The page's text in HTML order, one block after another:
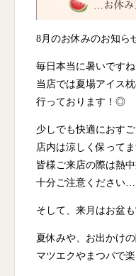
8月のお休みのお知ら
毎日本当に暑いですね
当店では夏場アイス
行っております！◎
少しでも快適におす
店内は涼しく保って
皆様ご来店の際は熱
十分ご注意ください…
そして、来月はお盆
夏休みや、お出かけ
マツエクやまつパで